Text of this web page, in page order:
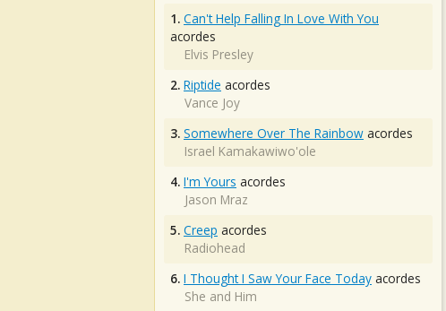
1. Can't Help Falling In Love With You
acordes
Elvis Presley
2. Riptide acordes
Vance Joy
3. Somewhere Over The Rainbow acordes
Israel Kamakawiwo'ole
4. I'm Yours acordes
Jason Mraz
5. Creep acordes
Radiohead
6. I Thought I Saw Your Face Today acordes
She and Him